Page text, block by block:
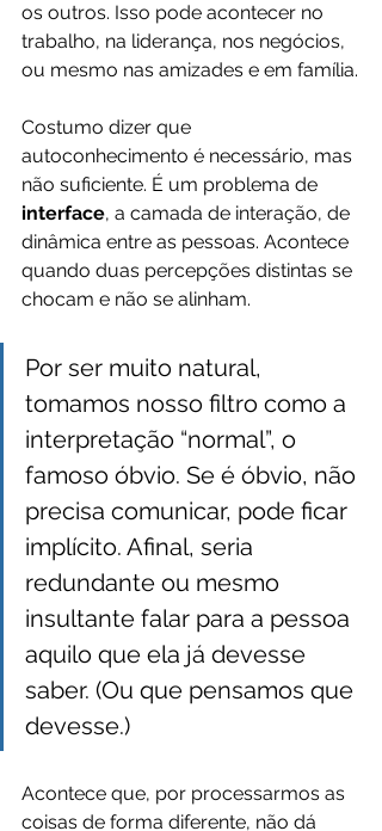
os outros. Isso pode acontecer no
trabalho, na liderança, nos negócios,
ou mesmo nas amizades e em família.
Costumo dizer que
autoconhecimento é necessário, mas
não suficiente. É um problema de
interface, a camada de interação, de
dinâmica entre as pessoas. Acontece
quando duas percepções distintas se
chocam e não se alinham.
Por ser muito natural,
tomamos nosso filtro como a
interpretação “normal”, o
famoso óbvio. Se é óbvio, não
precisa comunicar, pode ficar
implícito. Afinal, seria
redundante ou mesmo
insultante falar para a pessoa
aquilo que ela já devesse
saber. (Ou que pensamos que
devesse.)
Acontece que, por processarmos as
coisas de forma diferente, não dá